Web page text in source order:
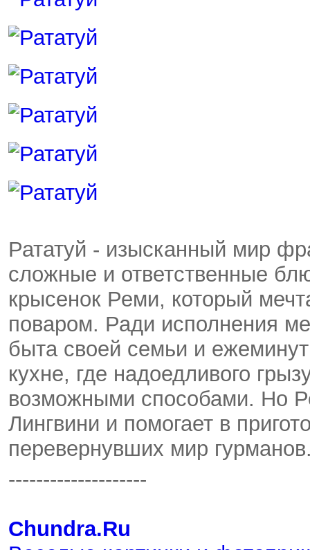
Рататуй - изысканный мир
сложные и ответственные
крысенок Реми, который
поваром. Ради исполнения
быта своей семьи и
кухне, где надоедливого
возможными способами. Но
Лингвини и помогает в
перевернувших мир
--------------------
Chundra.Ru